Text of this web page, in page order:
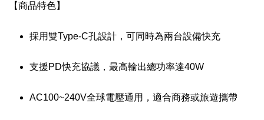
【商品特色】
採用雙Type-C孔設計，可同時為兩台設備快充
支援PD快充協議，最高輸出總功率達40W
AC100~240V全球電壓通用，適合商務或旅遊攜帶